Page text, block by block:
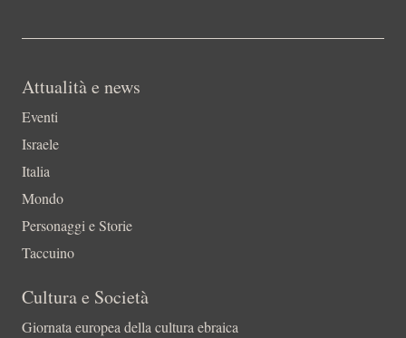
Attualità e news
Eventi
Israele
Italia
Mondo
Personaggi e Storie
Taccuino
Cultura e Società
Giornata europea della cultura ebraica